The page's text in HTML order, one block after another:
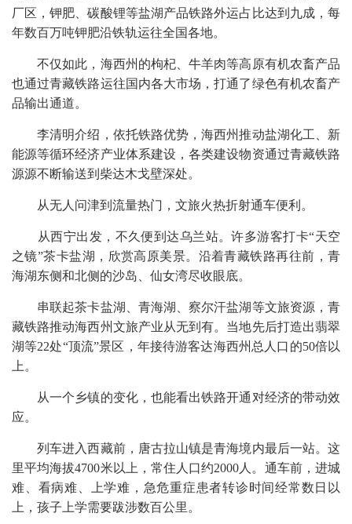
厂区，钾肥、碳酸锂等盐湖产品铁路外运占比达到九成，每
年数百万吨钾肥沿铁轨运往全国各地。
不仅如此，海西州的枸杞、牛羊肉等高原有机农畜产品
也通过青藏铁路运往国内各大市场，打通了绿色有机农畜产
品输出通道。
李清明介绍，依托铁路优势，海西州推动盐湖化工、新
能源等循环经济产业体系建设，各类建设物资通过青藏铁路
源源不断输送到柴达木戈壁深处。
从无人问津到流量热门，文旅火热折射通车便利。
从西宁出发，不久便到达乌兰站。许多游客打卡“天空
之镜”茶卡盐湖，欣赏高原美景。沿着青藏铁路再往前，青
海湖东侧和北侧的沙岛、仙女湾尽收眼底。
串联起茶卡盐湖、青海湖、察尔汗盐湖等文旅资源，青
藏铁路推动海西州文旅产业从无到有。当地先后打造出翡翠
湖等22处“顶流”景区，年接待游客达海西州总人口的50倍以
上。
从一个乡镇的变化，也能看出铁路开通对经济的带动效
应。
列车进入西藏前，唐古拉山镇是青海境内最后一站。这
里平均海拔4700米以上，常住人口约2000人。通车前，进城
难、看病难、上学难，急危重症患者转诊时间经常数日以
上，孩子上学需要跋涉数百公里。